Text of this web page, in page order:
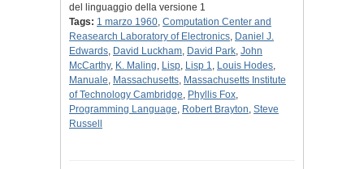
del linguaggio della versione 1
Tags: 1 marzo 1960, Computation Center and
Reasearch Laboratory of Electronics, Daniel J.
Edwards, David Luckham, David Park, John
McCarthy, K. Maling, Lisp, Lisp 1, Louis Hodes,
Manuale, Massachusetts, Massachusetts Institute
of Technology Cambridge, Phyllis Fox,
Programming Language, Robert Brayton, Steve
Russell